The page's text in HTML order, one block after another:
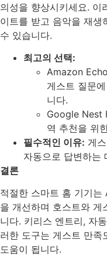
의성을 향상시키세요. 이
이트를 받고 음악을 재
수 있습니다.
최고의 선택:
Amazon
게스트 질문
니다.
Google Nest
역 추천을 위
필수적인 이유: 게
자동으로 답변하는
결론
적절한 스마트 홈 기기
을 개선하며 호스트와 게
니다. 키리스 엔트리, 자
러한 도구는 게스트 만족
도움이 됩니다.